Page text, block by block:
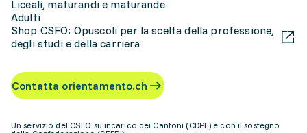
Liceali, maturandi e maturande
Adulti
Shop CSFO: Opuscoli per la scelta della professione,
degli studi e della carriera
Contatta orientamento.ch
Un servizio del CSFO su incarico dei Cantoni (CDPE) e con il sostegno